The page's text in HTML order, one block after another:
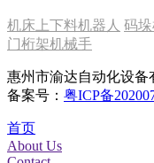
机床上下料机器人 码垛
门桁架机械手
惠州市渝达自动化设
备案号： 粤ICP备
首页
About Us